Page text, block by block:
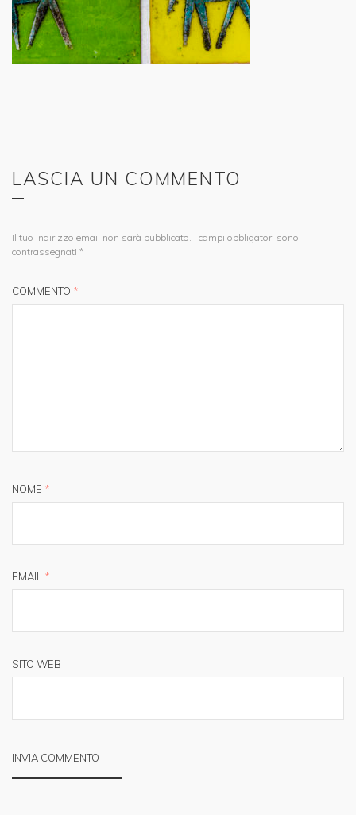
LASCIA UN COMMENTO
Il tuo indirizzo email non sarà pubblicato. I campi obbligatori sono
contrassegnati *
COMMENTO *
NOME *
EMAIL *
SITO WEB